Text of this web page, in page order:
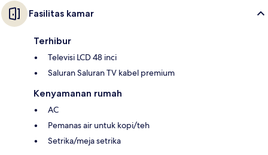
Fasilitas kamar
Terhibur
Televisi LCD 48 inci
Saluran Saluran TV kabel premium
Kenyamanan rumah
AC
Pemanas air untuk kopi/teh
Setrika/meja setrika